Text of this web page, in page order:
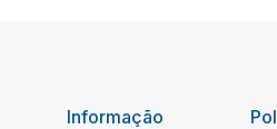
Informação